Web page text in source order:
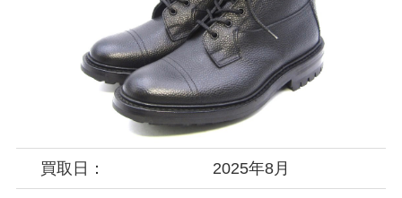
買取日： 2025年8月